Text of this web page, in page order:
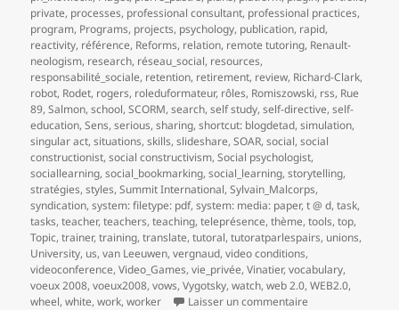
private, processes, professional consultant, professional practices,
program, Programs, projects, psychology, publication, rapid,
reactivity, référence, Reforms, relation, remote tutoring, Renault-
neologism, research, réseau_social, resources,
responsabilité_sociale, retention, retirement, review, Richard-Clark,
robot, Rodet, rogers, roleduformateur, rôles, Romiszowski, rss, Rue
89,Salmon,school,SCORM,search,self study,self-directive,self-
education,Sens,serious,sharing,shortcut: blogdetad,simulation,
singular act,situations,skills,slideshare,SOAR,social,social
constructionist,social constructivism,Social psychologist,
sociallearning,social_bookmarking,social_learning,storytelling,
stratégies,styles,Summit International,Sylvain_Malcorps,
syndication,system: filetype: pdf,system: media: paper,t @ d,task,
tasks,teacher,teachers,teaching,teleprésence,thème,tools,top,
Topic,trainer,training,translate,tutoral,tutoratparlespairs, unions,
University, us,van Leeuwen,vergnaud,video conditions,
videoconference,Video_Games,vie_privée,Vinatier,vocabulary,
voeux 2008,voeux2008,vows,Vygotsky,watch,web 2.0,WEB2.0,
wheel,white,work,worker Laisser un commentaire